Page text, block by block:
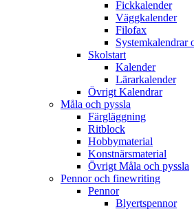
Fickkalender
Väggkalender
Filofax
Systemkalendrar
Skolstart
Kalender
Lärarkalender
Övrigt Kalendrar
Måla och pyssla
Färgläggning
Ritblock
Hobbymaterial
Konstnärsmaterial
Övrigt Måla och pyssla
Pennor och finewriting
Pennor
Blyertspennor